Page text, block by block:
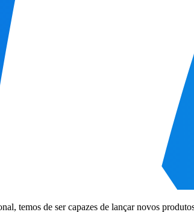
temos de ser capazes de lançar novos